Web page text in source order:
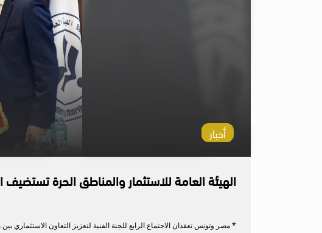
أخبار
الهيئة العامة للاستثمار والمناطق الحرة تستضيف
* مصر وتونس تعقدان الاجتماع الرابع للجنة الفنية لتعزيز التعاون الاستثماري